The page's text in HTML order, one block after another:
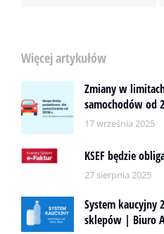
Więcej artykułów
Zmiany w
samochodów od
17 września 2025
KSEF będzie
27 sierpnia 2025
System kaucyjny
sklepów | Biuro